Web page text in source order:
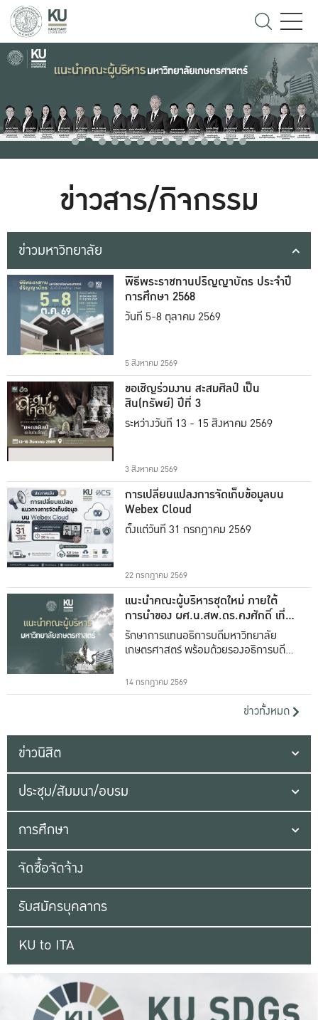
ข่าวสาร/กิจกรรม
ข่าวมหาวิทยาลัย
พิธีพระราชทานปริญญาบัตร ประจำปี
การศึกษา 2568
วันที่ 5-8 ตุลาคม 2569
5 สิงหาคม 2569
ขอเชิญร่วมงาน สะสมศิลป์ เป็น
สิน(ทรัพย์) ปีที่ 3
ระหว่างวันที่ 13 - 15 สิงหาคม 2569
3 สิงหาคม 2569
การเปลี่ยนแปลงการจัดเก็บข้อมูลบน
Webex Cloud
ตั้งแต่วันที่ 31 กรกฎาคม 2569
22 กรกฎาคม 2569
แนะนำคณะผู้บริหารชุดใหม่ ภายใต้
การนำของ ผศ.น.สพ.ดร.คงศักดิ์ เที่ยง
ธรรม
รักษาการแทนอธิการบดีมหาวิทยาลัย
เกษตรศาสตร์ พร้อมด้วยรองอธิการบดีทั้ง
14 กรกฎาคม 2569
ข่าวทั้งหมด
ข่าวนิสิต
ประชุม/สัมมนา/อบรม
การศึกษา
จัดซื้อจัดจ้าง
รับสมัครบุคลากร
KU to ITA